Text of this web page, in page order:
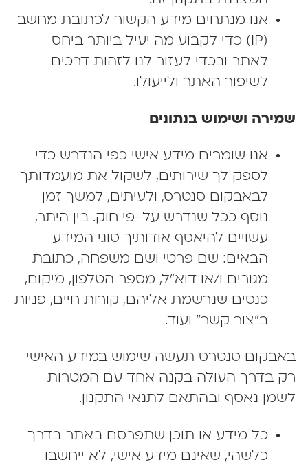
אנו מנתחים מידע הקשור לכתובת מחשב
(IP) כדי לקבוע מה יעיל ביותר ביחס
לאתר ובכדי לעזור לנו לזהות דרכים
לשיפור האתר ולייעולו.
ושימוש בנתונים
אנו שומרים מידע אישי כפי הנדרש כדי
לספק לך שירותים, לשקול את מועמדותך
לבאבקום סנטרס, ולעיתים, למשך זמן
נוסף ככל שנדרש על-פי חוק. בין היתר,
עשויים להיאסף אודותיך סוגי המידע
הבאים: שם פרטי ושם משפחה, כתובת
מגורים ו/או דוא"ל, מספר הטלפון, מיקום,
כנסים שנרשמת אליהם, קורות חיים, פניות
ב"צור קשר" ועוד.
סנטרס תעשה שימוש במידע האישי
בדרך העולה בקנה אחד עם המטרות
נאסף ובהתאם לתנאי התקנון.
כל מידע או תוכן שתפרסם באתר בדרך
כלשהי, שאינם מידע אישי, לא ייחשבו